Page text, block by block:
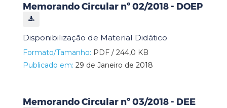
Memorando Circular nº 02/2018 - DOEP
Disponibilização de Material Didático
Formato/Tamanho: PDF / 244,0 KB
Publicado em: 29 de Janeiro de 2018
Memorando Circular nº 03/2018 - DEE